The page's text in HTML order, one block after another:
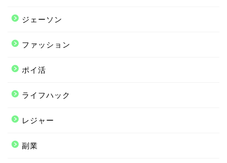
ジェーソン
ファッション
ポイ活
ライフハック
レジャー
副業